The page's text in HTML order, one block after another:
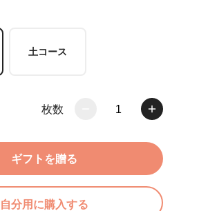
土コース
枚数 1
ギフトを贈る
自分用に購入する